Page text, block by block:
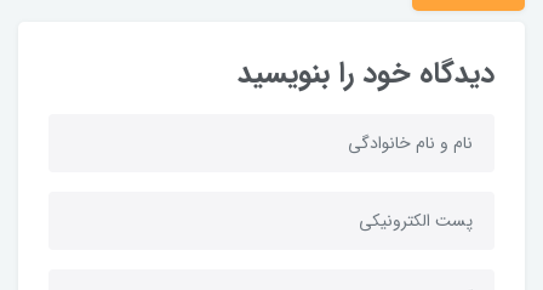
دیدگاه خود را بنویسید